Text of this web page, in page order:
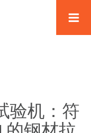
验机：符